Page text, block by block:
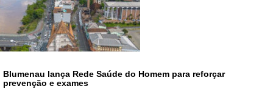
Blumenau lança Rede Saúde do Homem para reforçar
prevenção e exames